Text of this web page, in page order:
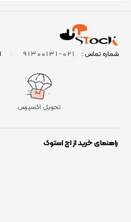
شماره تماس : 021-91300131
تحویل اکسپرس
راهنمای خرید از اچ استوک